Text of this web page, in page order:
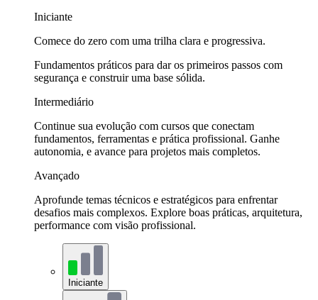
Iniciante
Comece do zero com uma trilha clara e progressiva.
Fundamentos práticos para dar os primeiros passos com
segurança e construir uma base sólida.
Intermediário
Continue sua evolução com cursos que conectam
fundamentos, ferramentas e prática profissional. Ganhe
autonomia, e avance para projetos mais completos.
Avançado
Aprofunde temas técnicos e estratégicos para enfrentar
desafios mais complexos. Explore boas práticas, arquitetura,
performance com visão profissional.
Iniciante